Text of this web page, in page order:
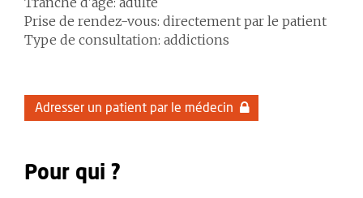
Prise de rendez-vous: directement par le patient
Type de consultation: addictions
Adresser un patient par le médecin
Pour qui ?